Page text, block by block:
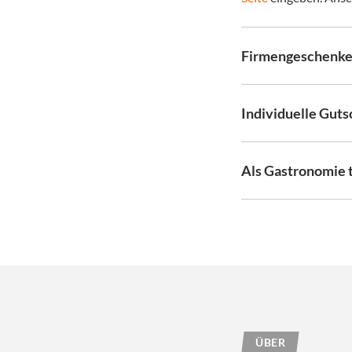
Firmengeschenke
Individuelle
Als Gastronomie
ÜBER